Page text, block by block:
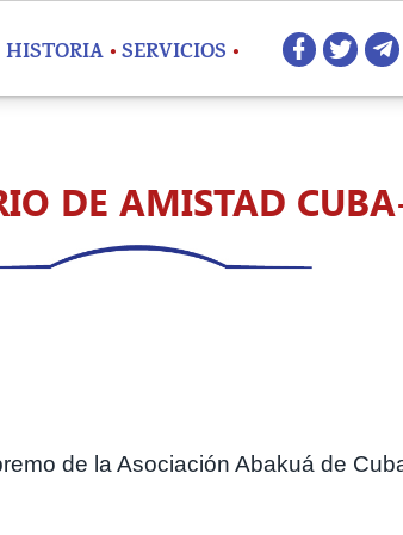
HISTORIA SERVICIOS
DE AMISTAD
de la Asociación Abakuá de